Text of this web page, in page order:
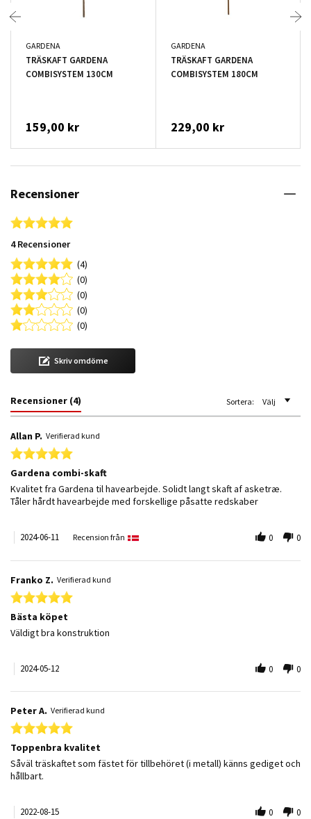
GARDENA
TRÄSKAFT GARDENA
COMBISYSTEM 130CM
159,00 kr
GARDENA
TRÄSKAFT GARDENA
COMBISYSTEM 180CM
229,00 kr
Recensioner
5.0 star rating
4 Recensioner
(4)
(0)
(0)
(0)
(0)
Skriv omdöme
Recensioner (4) Sortera: Välj
Allan P. Verifierad kund
5.0 star rating
Gardena combi-skaft
Review by Allan P. on 11 Jun 2024
review stating Gardena combi-skaft
Kvalitet fra Gardena til havearbejde. Solidt langt skaft af asketræ.
Tåler hårdt havearbejde med forskellige påsatte redskaber
2024-06-11 Recension från 0 0
Franko Z. Verifierad kund
5.0 star rating
Bästa köpet
Review by Franko Z. on 12 May 2024
review stating Bästa köpet
Väldigt bra konstruktion
2024-05-12 0 0
Peter A. Verifierad kund
5.0 star rating
Toppenbra kvalitet
Review by Peter A. on 15 Aug 2022
review stating Toppenbra kvalitet
Såväl träskaftet som fästet för tillbehöret (i metall) känns gediget och
hållbart.
2022-08-15 0 0